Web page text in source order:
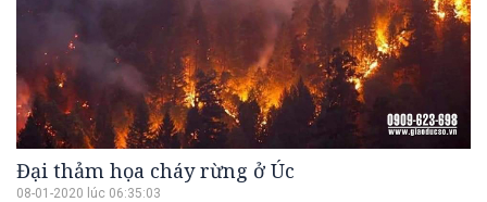
Đại thảm họa cháy rừng ở Úc
08-01-2020 lúc 06:35:03